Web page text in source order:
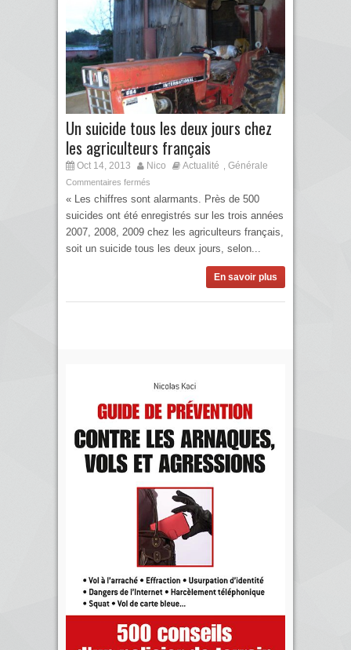
Un suicide tous les deux jours chez
les agriculteurs français
Oct 14, 2013 Nico Actualité Générale
Commentaires fermés
« Les chiffres sont alarmants. Près de 500
suicides ont été enregistrés sur les trois années
2007, 2008, 2009 chez les agriculteurs français,
soit un suicide tous les deux jours, selon...
En savoir plus